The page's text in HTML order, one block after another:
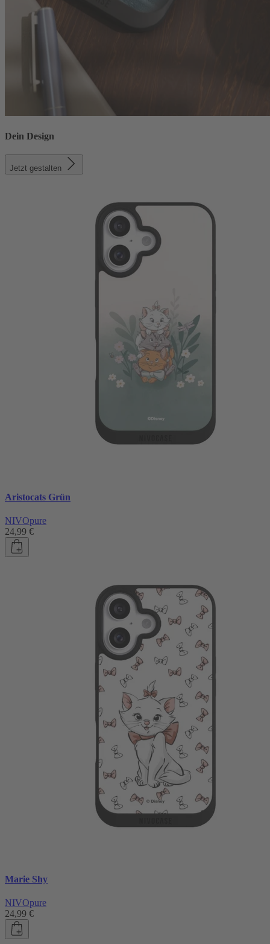
Dein Design
Jetzt gestalten
Aristocats Grün
NIVOpure
24,99 €
Marie Shy
NIVOpure
24,99 €